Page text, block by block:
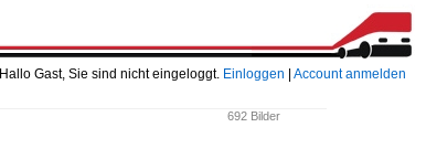
Hallo Gast, Sie sind nicht eingeloggt. Einloggen Account anmelden
692 Bilder